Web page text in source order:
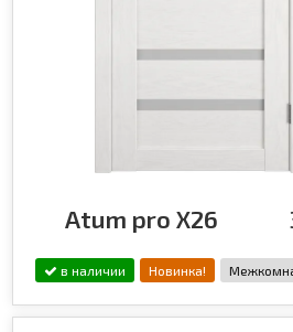
Atum pro X26
в наличии Новинка!